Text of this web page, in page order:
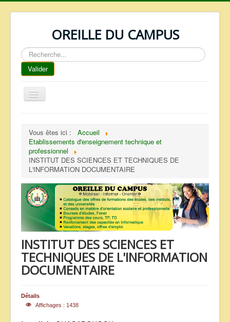
OREILLE DU CAMPUS
Rechercher
Valider
Basculer
la
REPERTOIRE
QUI SOMMES NOUS ?
NOS SERVICES
FAQ
CONTACTS
TELECHARGEMENTS
ANNONCES
Vous êtes ici :
Accueil
Etablissements d'enseignement technique et
professionnel
INSTITUT DES SCIENCES ET TECHNIQUES DE
L'INFORMATION DOCUMENTAIRE
INSTITUT DES SCIENCES ET
TECHNIQUES DE L'INFORMATION
DOCUMENTAIRE
Détails
Affichages : 1438